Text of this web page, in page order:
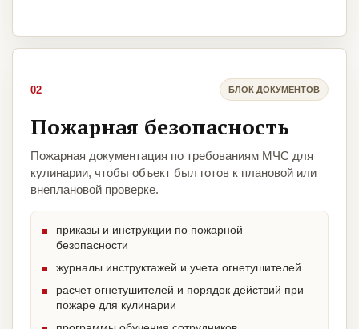
02 БЛОК ДОКУМЕНТОВ
Пожарная безопасность
Пожарная документация по требованиям МЧС для
кулинарии, чтобы объект был готов к плановой или
внеплановой проверке.
приказы и инструкции по пожарной
безопасности
журналы инструктажей и учета огнетушителей
расчет огнетушителей и порядок действий при
пожаре для кулинарии